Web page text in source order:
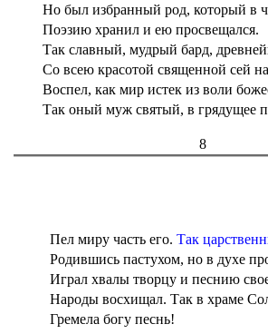
Но был избранный род, который в
Поэзию хранил и ею просвещался.
Так славный, мудрый бард,
Со всею красотой священной сей
Воспел, как мир истек из воли
Так оный муж святый, в грядущее
8
Пел миру часть его. Так
Родившись пастухом, но в духе
Играл хвалы творцу и песнию
Народы восхищал. Так в храме
Гремела богу песнь!